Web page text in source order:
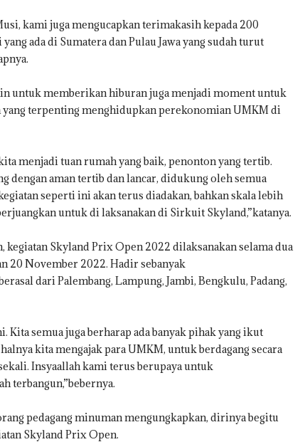
kami juga mengucapkan terimakasih kepada 200
ada di Sumatera dan Pulau Jawa yang sudah turut
untuk memberikan hiburan juga menjadi moment untuk
terpenting menghidupkan perekonomian UMKM di
menjadi tuan rumah yang baik, penonton yang tertib.
dengan aman tertib dan lancar, didukung oleh semua
seperti ini akan terus diadakan, bahkan skala lebih
untuk di laksanakan di Sirkuit Skyland,”katanya.
kegiatan Skyland Prix Open 2022 dilaksanakan selama dua
20 November 2022. Hadir sebanyak
dari Palembang, Lampung, Jambi, Bengkulu, Padang,
Kita semua juga berharap ada banyak pihak yang ikut
kita mengajak para UMKM, untuk berdagang secara
Insyaallah kami terus berupaya untuk
terbangun,”bebernya.
pedagang minuman mengungkapkan, dirinya begitu
Skyland Prix Open.